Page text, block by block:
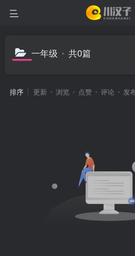
一年级 共0篇
排序 更新 浏览 点赞 评论 发